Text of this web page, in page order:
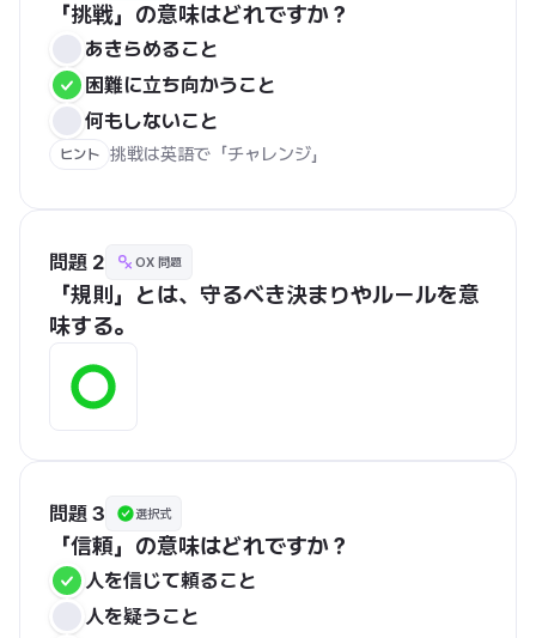
「挑戦」の意味はどれですか？
あきらめること
困難に立ち向かうこと
何もしないこと
ヒント 挑戦は英語で「チャレンジ」
問題 2 OX 問題
「規則」とは、守るべき決まりやルールを意
味する。
問題 3 選択式
「信頼」の意味はどれですか？
人を信じて頼ること
人を疑うこと